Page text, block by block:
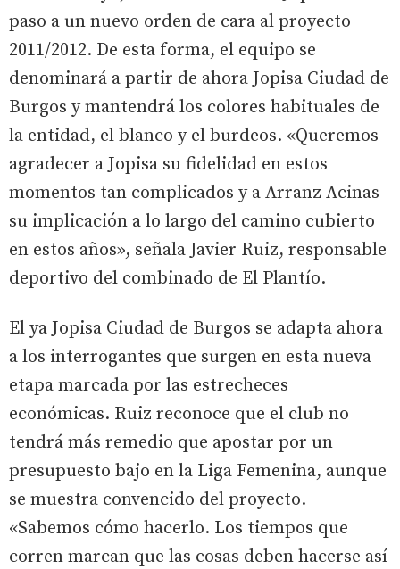
paso a un nuevo orden de cara al proyecto
2011/2012. De esta forma, el equipo se
denominará a partir de ahora Jopisa Ciudad de
Burgos y mantendrá los colores habituales de
la entidad, el blanco y el burdeos. «Queremos
agradecer a Jopisa su fidelidad en estos
momentos tan complicados y a Arranz Acinas
su implicación a lo largo del camino cubierto
en estos años», señala Javier Ruiz, responsable
deportivo del combinado de El Plantío.
El ya Jopisa Ciudad de Burgos se adapta ahora
a los interrogantes que surgen en esta nueva
etapa marcada por las estrecheces
económicas. Ruiz reconoce que el club no
tendrá más remedio que apostar por un
presupuesto bajo en la Liga Femenina, aunque
se muestra convencido del proyecto.
«Sabemos cómo hacerlo. Los tiempos que
corren marcan que las cosas deben hacerse así